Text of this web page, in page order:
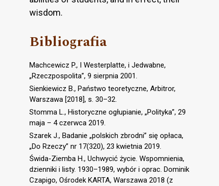
wisdom.
Bibliografia
Machcewicz P., I Westerplatte, i Jedwabne,
„Rzeczpospolita”, 9 sierpnia 2001.
Sienkiewicz B., Państwo teoretyczne, Arbitror,
Warszawa [2018], s. 30–32.
Stomma L., Historyczne ogłupianie, „Polityka”, 29
maja – 4 czerwca 2019.
Szarek J., Badanie „polskich zbrodni” się opłaca,
„Do Rzeczy” nr 17(320), 23 kwietnia 2019.
Świda-Ziemba H., Uchwycić życie. Wspomnienia,
dzienniki i listy. 1930–1989, wybór i oprac. Dominik
Czapigo, Ośrodek KARTA, Warszawa 2018 (z